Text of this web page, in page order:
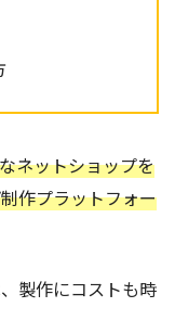
ネットショップを
作プラットフォー
製作にコストも時